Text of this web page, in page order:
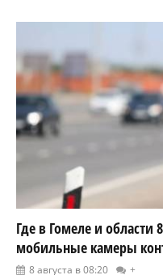
Где в Гомеле и области
мобильные камеры
8 августа в 08:20 +